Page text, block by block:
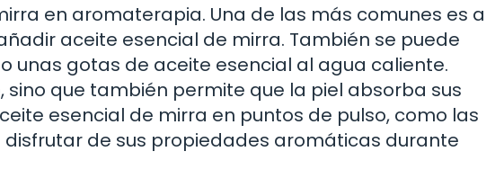
en aromaterapia. Una de las más comunes es a
aceite esencial de mirra. También se puede
unas gotas de aceite esencial al agua caliente.
sino que también permite que la piel absorba sus
esencial de mirra en puntos de pulso, como las
de sus propiedades aromáticas durante